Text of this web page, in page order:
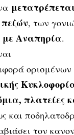
πεζών, των
Αναπηρία.
ορισμένων
πλατείες
και
τον